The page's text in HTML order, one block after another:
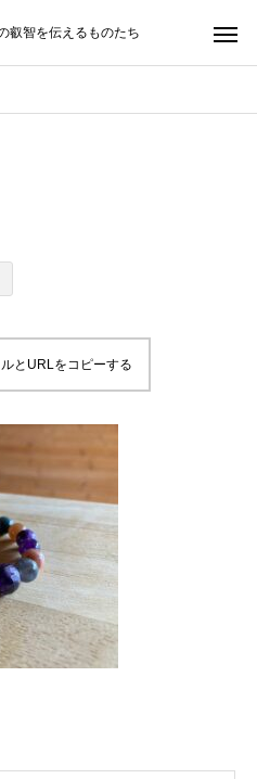
叡智を伝えるものたち
とURLをコピーする